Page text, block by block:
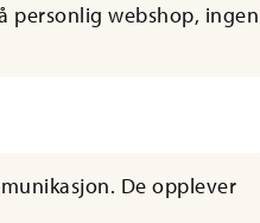
personlig webshop, ingen
De opplever